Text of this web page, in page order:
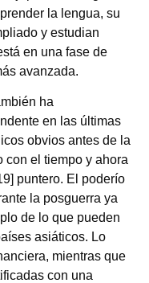
la lengua, su
y estudian
en una fase de
avanzada.
ha
en las últimas
obvios antes de la
con el tiempo y ahora
puntero. El poderío
la posguerra ya
de lo que pueden
asiáticos. Lo
mientras que
con una